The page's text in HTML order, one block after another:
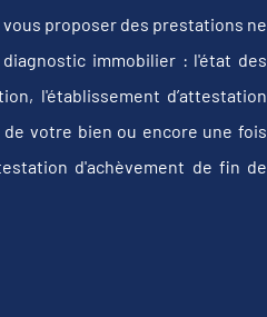
proposer des prestations ne
immobilier : l'état des
l'établissement d’attestation
votre bien ou encore une fois
d'achèvement de fin de